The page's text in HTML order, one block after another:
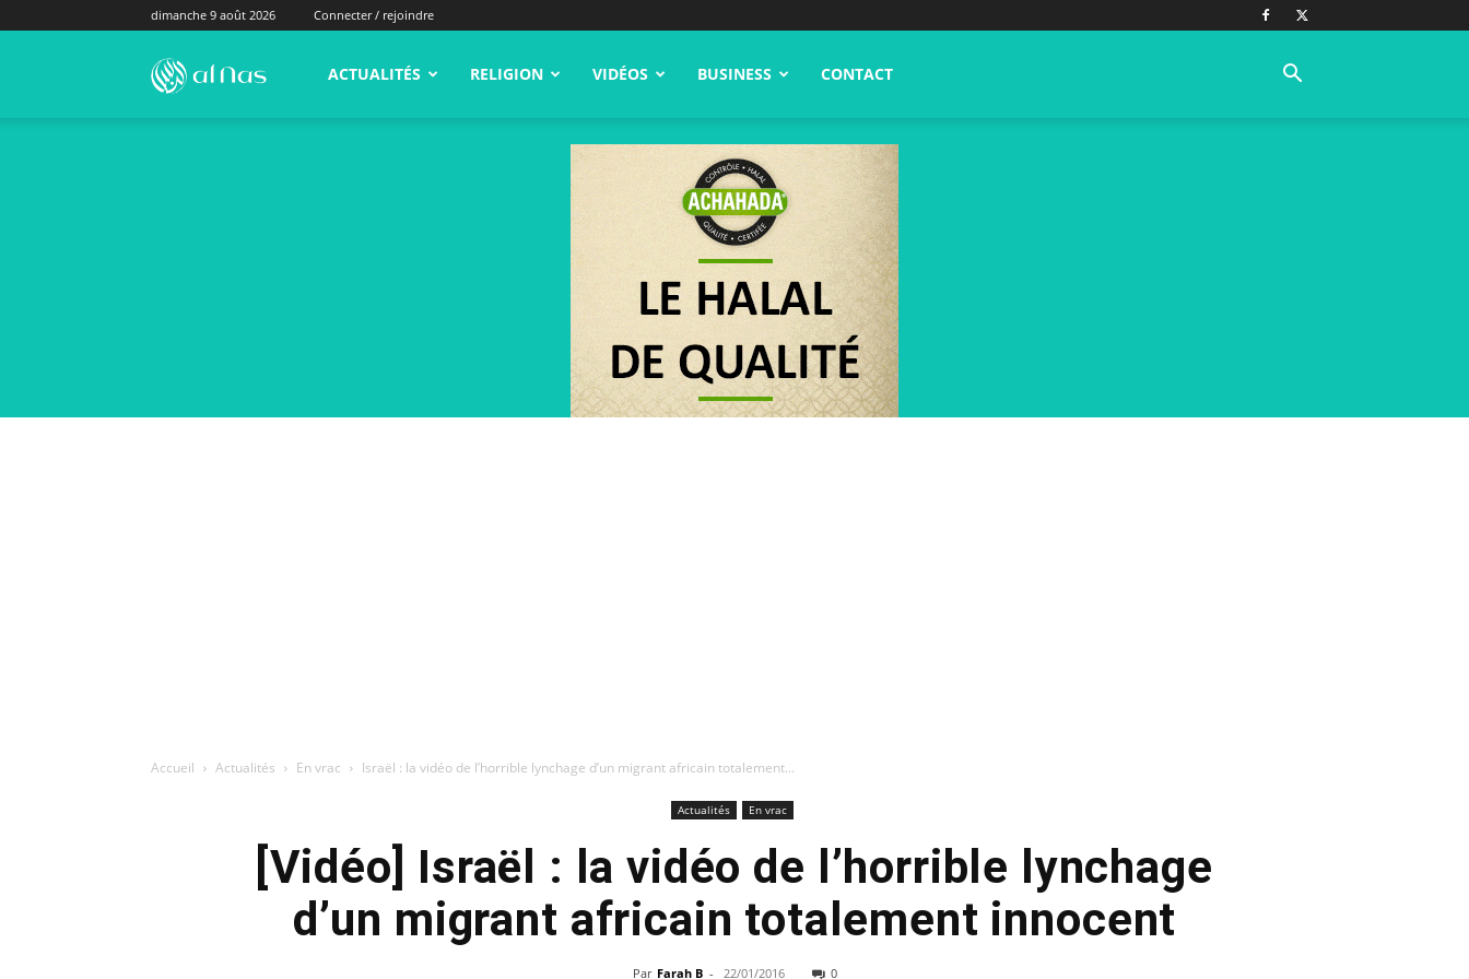
dimanche 9 août 2026 Connecter / rejoindre
alNas.fr ACTUALITÉS RELIGION VIDÉOS BUSINESS CONTACT
Accueil Actualités En vrac Israël : la vidéo de l’horrible lynchage d’un migrant africain totalement...
Actualités En vrac
[Vidéo] Israël : la vidéo de l’horrible lynchage
d’un migrant africain totalement innocent
Par Farah B - 22/01/2016 0